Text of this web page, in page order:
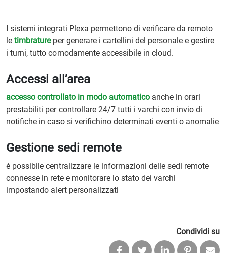
I sistemi integrati Plexa permettono di verificare da remoto
le timbrature per generare i cartellini del personale e gestire
i turni, tutto comodamente accessibile in cloud.
Accessi all’area
accesso controllato in modo automatico anche in orari
prestabiliti per controllare 24/7 tutti i varchi con invio di
notifiche in caso si verifichino determinati eventi o anomalie
Gestione sedi remote
è possibile centralizzare le informazioni delle sedi remote
connesse in rete e monitorare lo stato dei varchi
impostando alert personalizzati
Condividi su